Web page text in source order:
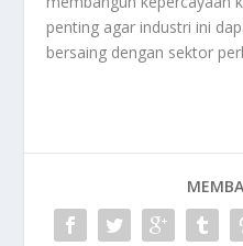
penting agar industri ini
bersaing dengan sektor